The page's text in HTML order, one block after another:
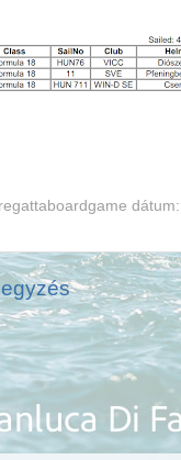
regattaboardgame dátum: